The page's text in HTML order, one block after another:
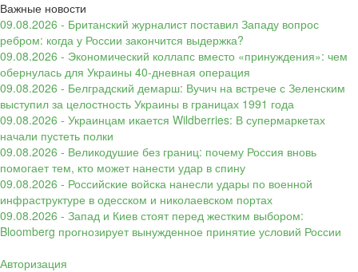
Важные новости
09.08.2026 - Британский журналист поставил Западу вопрос
ребром: когда у России закончится выдержка?
09.08.2026 - Экономический коллапс вместо «принуждения»: чем
обернулась для Украины 40-дневная операция
09.08.2026 - Белградский демарш: Вучич на встрече с Зеленским
выступил за целостность Украины в границах 1991 года
09.08.2026 - Украинцам икается Wildberries: В супермаркетах
начали пустеть полки
09.08.2026 - Великодушие без границ: почему Россия вновь
помогает тем, кто может нанести удар в спину
09.08.2026 - Российские войска нанесли удары по военной
инфраструктуре в одесском и николаевском портах
09.08.2026 - Запад и Киев стоят перед жестким выбором:
Bloomberg прогнозирует вынужденное принятие условий России
Авторизация